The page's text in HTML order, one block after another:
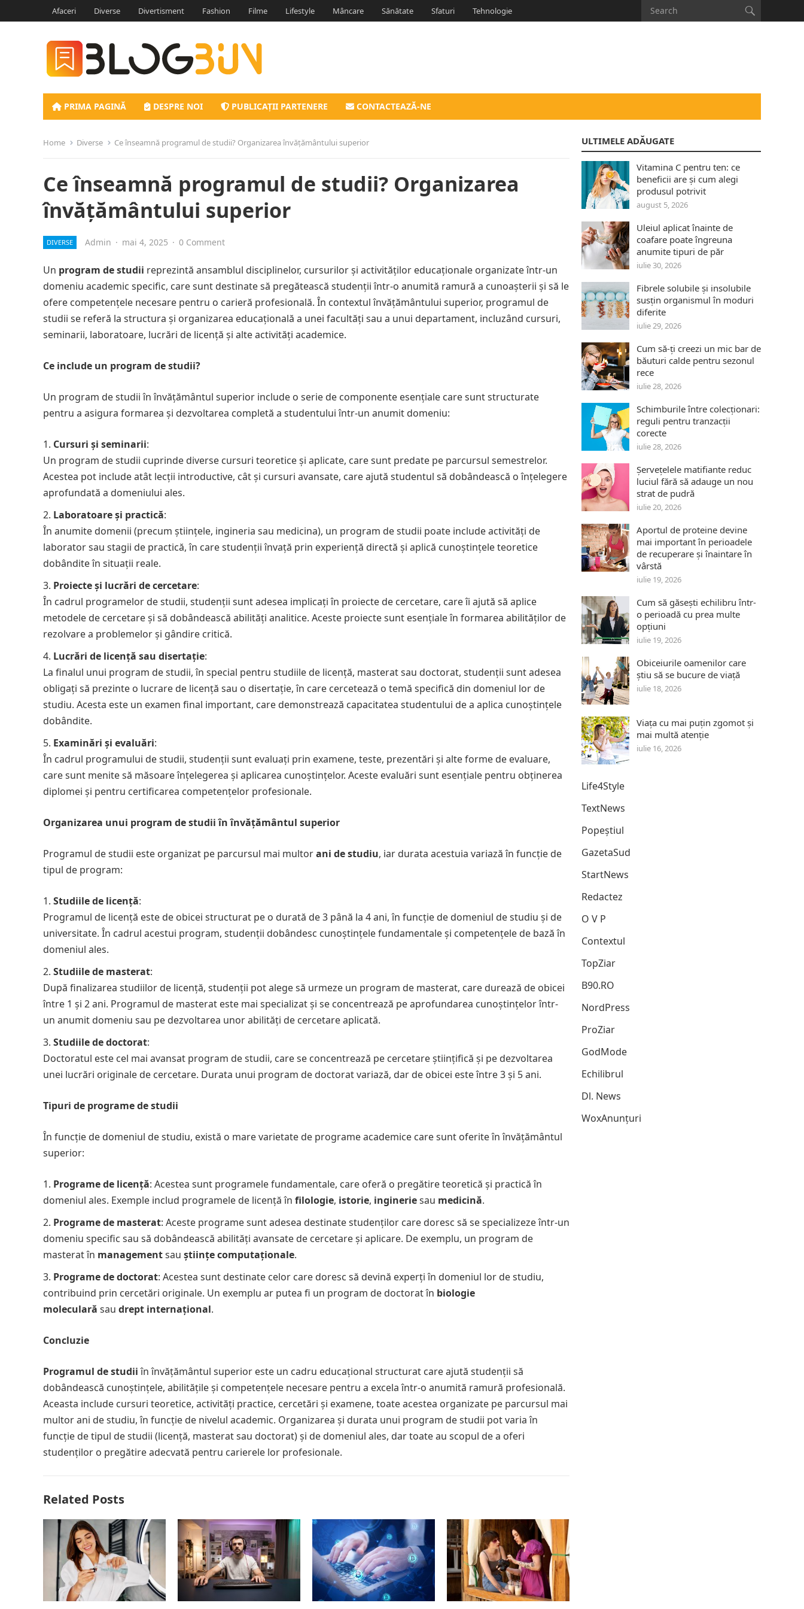
Afaceri Diverse Divertisment Fashion Filme Lifestyle Mâncare Sănătate Sfaturi Tehnologie
PRIMA PAGINĂ DESPRE NOI PUBLICAȚII PARTENERE CONTACTEAZĂ-NE
Home Diverse Ce înseamnă programul de studii? Organizarea învățământului superior
Ce înseamnă programul de studii? Organizarea
învățământului superior
DIVERSE Admin · mai 4, 2025 · 0 Comment
Un program de studii reprezintă ansamblul disciplinelor, cursurilor și activităților educaționale organizate într-un
domeniu academic specific, care sunt destinate să pregătească studenții într-o anumită ramură a cunoașterii și să le
ofere competențele necesare pentru o carieră profesională. În contextul învățământului superior, programul de
studii se referă la structura și organizarea educațională a unei facultăți sau a unui departament, incluzând cursuri,
seminarii, laboratoare, lucrări de licență și alte activități academice.
Ce include un program de studii?
Un program de studii în învățământul superior include o serie de componente esențiale care sunt structurate
pentru a asigura formarea și dezvoltarea completă a studentului într-un anumit domeniu:
Cursuri și seminarii:
Un program de studii cuprinde diverse cursuri teoretice și aplicate, care sunt predate pe parcursul semestrelor.
Acestea pot include atât lecții introductive, cât și cursuri avansate, care ajută studentul să dobândească o înțelegere
aprofundată a domeniului ales.
Laboratoare și practică:
În anumite domenii (precum științele, ingineria sau medicina), un program de studii poate include activități de
laborator sau stagii de practică, în care studenții învață prin experiență directă și aplică cunoștințele teoretice
dobândite în situații reale.
Proiecte și lucrări de cercetare:
În cadrul programelor de studii, studenții sunt adesea implicați în proiecte de cercetare, care îi ajută să aplice
metodele de cercetare și să dobândească abilități analitice. Aceste proiecte sunt esențiale în formarea abilităților de
rezolvare a problemelor și gândire critică.
Lucrări de licență sau disertație:
La finalul unui program de studii, în special pentru studiile de licență, masterat sau doctorat, studenții sunt adesea
obligați să prezinte o lucrare de licență sau o disertație, în care cercetează o temă specifică din domeniul lor de
studiu. Acesta este un examen final important, care demonstrează capacitatea studentului de a aplica cunoștințele
dobândite.
Examinări și evaluări:
În cadrul programului de studii, studenții sunt evaluați prin examene, teste, prezentări și alte forme de evaluare,
care sunt menite să măsoare înțelegerea și aplicarea cunoștințelor. Aceste evaluări sunt esențiale pentru obținerea
diplomei și pentru certificarea competențelor profesionale.
Organizarea unui program de studii în învățământul superior
Programul de studii este organizat pe parcursul mai multorani de studiu, iar durata acestuia variază în funcție de
tipul de program:
Studiile de licență:
Programul de licență este de obicei structurat pe o durată de 3 până la 4 ani, în funcție de domeniul de studiu și de
universitate. În cadrul acestui program, studenții dobândesc cunoștințele fundamentale și competențele de bază în
domeniul ales.
Studiile de masterat:
După finalizarea studiilor de licență, studenții pot alege să urmeze un program de masterat, care durează de obicei
între 1 și 2 ani. Programul de masterat este mai specializat și se concentrează pe aprofundarea cunoștințelor într-
un anumit domeniu sau pe dezvoltarea unor abilități de cercetare aplicată.
Studiile de doctorat:
Doctoratul este cel mai avansat program de studii, care se concentrează pe cercetare științifică și pe dezvoltarea
unei lucrări originale de cercetare. Durata unui program de doctorat variază, dar de obicei este între 3 și 5 ani.
Tipuri de programe de studii
În funcție de domeniul de studiu, există o mare varietate de programe academice care sunt oferite în învățământul
superior:
Programe de licență: Acestea sunt programele fundamentale, care oferă o pregătire teoretică și practică în
domeniul ales. Exemple includ programele de licență în filologie, istorie, ingineriesau medicină.
Programe de masterat: Aceste programe sunt adesea destinate studenților care doresc să se specializeze într-un
domeniu specific sau să dobândească abilități avansate de cercetare și aplicare. De exemplu, un program de
masterat în managementsau științe computaționale.
Programe de doctorat: Acestea sunt destinate celor care doresc să devină experți în domeniul lor de studiu,
contribuind prin cercetări originale. Un exemplu ar putea fi un program de doctorat în biologie
moleculară sau drept internațional.
Concluzie
Programul de studiiîn învățământul superior este un cadru educațional structurat care ajută studenții să
dobândească cunoștințele, abilitățile și competențele necesare pentru a excela într-o anumită ramură profesională.
Aceasta include cursuri teoretice, activități practice, cercetări și examene, toate acestea organizate pe parcursul mai
multor ani de studiu, în funcție de nivelul academic. Organizarea și durata unui program de studii pot varia în
funcție de tipul de studii (licență, masterat sau doctorat) și de domeniul ales, dar toate au scopul de a oferi
studenților o pregătire adecvată pentru carierele lor profesionale.
Related Posts
ULTIMELE ADĂUGATE
Vitamina C pentru ten: ce
beneficii are și cum alegi
produsul potrivit
august 5, 2026
Uleiul aplicat înainte de
coafare poate îngreuna
anumite tipuri de păr
iulie 30, 2026
Fibrele solubile și insolubile
susțin organismul în moduri
diferite
iulie 29, 2026
Cum să-ți creezi un mic bar de
băuturi calde pentru sezonul
rece
iulie 28, 2026
Schimburile între colecționari:
reguli pentru tranzacții
corecte
iulie 28, 2026
Șervețelele matifiante reduc
luciul fără să adauge un nou
strat de pudră
iulie 20, 2026
Aportul de proteine devine
mai important în perioadele
de recuperare și înaintare în
vârstă
iulie 19, 2026
Cum să găsești echilibru într-
o perioadă cu prea multe
opțiuni
iulie 19, 2026
Obiceiurile oamenilor care
știu să se bucure de viață
iulie 18, 2026
Viața cu mai puțin zgomot și
mai multă atenție
iulie 16, 2026
Life4Style
TextNews
Popeștiul
GazetaSud
StartNews
Redactez
O V P
Contextul
TopZiar
B90.RO
NordPress
ProZiar
GodMode
Echilibrul
Dl. News
WoxAnunțuri